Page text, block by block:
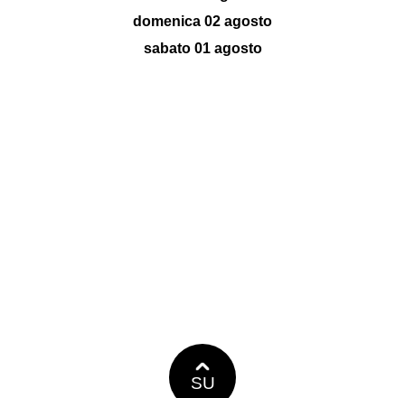
domenica 02 agosto
sabato 01 agosto
SU